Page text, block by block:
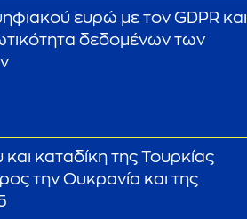
ευρώ με τον GDPR και
δεδομένων των
καταδίκη της Τουρκίας
την Ουκρανία και της